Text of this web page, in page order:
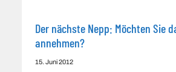
Der nächste Nepp: Möchten Sie
annehmen?
15. Juni 2012